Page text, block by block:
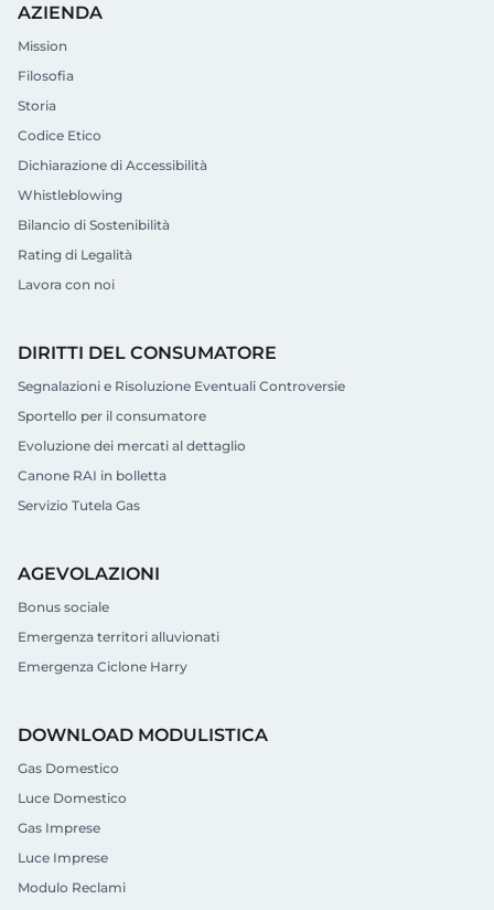
AZIENDA
Mission
Filosofia
Storia
Codice Etico
Dichiarazione di Accessibilità
Whistleblowing
Bilancio di Sostenibilità
Rating di Legalità
Lavora con noi
DIRITTI DEL CONSUMATORE
Segnalazioni e Risoluzione Eventuali Controversie
Sportello per il consumatore
Evoluzione dei mercati al dettaglio
Canone RAI in bolletta
Servizio Tutela Gas
AGEVOLAZIONI
Bonus sociale
Emergenza territori alluvionati
Emergenza Ciclone Harry
DOWNLOAD MODULISTICA
Gas Domestico
Luce Domestico
Gas Imprese
Luce Imprese
Modulo Reclami